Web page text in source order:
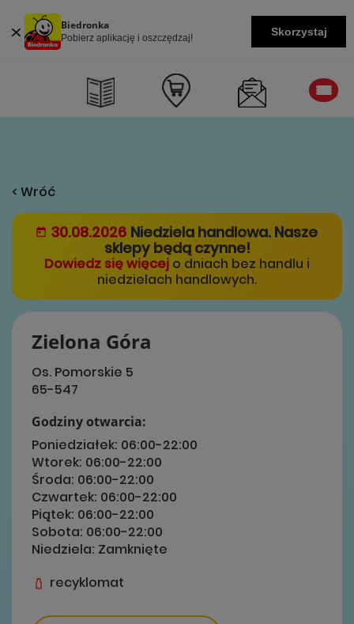
Biedronka
Pobierz aplikację i oszczędzaj! Skorzystaj
< Wróć
30.08.2026 Niedziela handlowa. Nasze
sklepy będą czynne!
Dowiedz się więcej o dniach bez handlu i
niedzielach handlowych.
Zielona Góra
Os. Pomorskie 5
65-547
Godziny otwarcia:
Poniedziałek: 06:00-22:00
Wtorek: 06:00-22:00
Środa: 06:00-22:00
Czwartek: 06:00-22:00
Piątek: 06:00-22:00
Sobota: 06:00-22:00
Niedziela: Zamknięte
recyklomat